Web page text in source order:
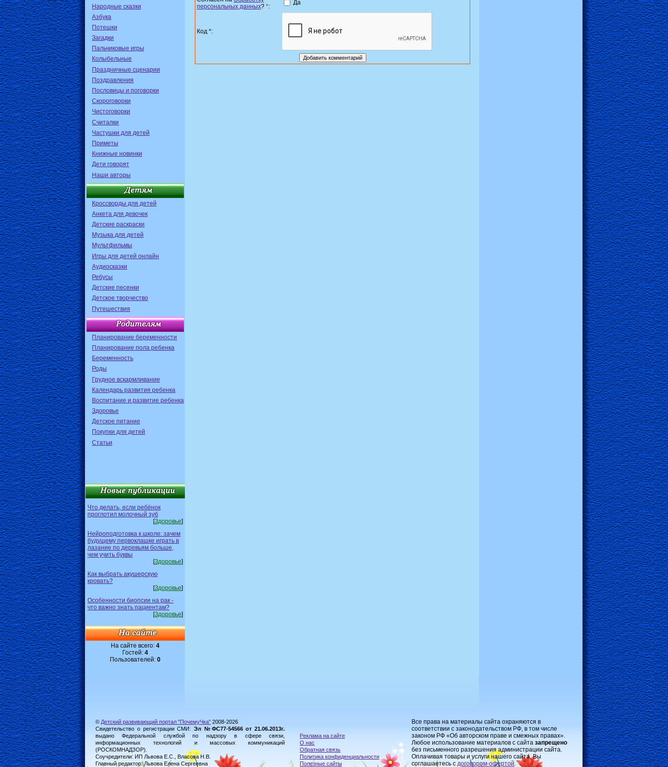
Народные сказки
Азбука
Потешки
Загадки
Пальчиковые игры
Колыбельные
Праздничные сценарии
Поздравления
Пословицы и поговорки
Скороговорки
Чистоговорки
Считалки
Частушки для детей
Приметы
Книжные новинки
Дети говорят
Наши авторы
Кроссворды для детей
Анкета для девочек
Детские раскраски
Музыка для детей
Мультфильмы
Игры для детей онлайн
Аудиосказки
Ребусы
Детские песенки
Детское творчество
Путешествия
Планирование беременности
Планирование пола ребенка
Беременность
Роды
Грудное вскармливание
Календарь развития ребенка
Воспитание и развитие ребенка
Здоровье
Детское питание
Покупки для детей
Статьи
Что делать, если ребёнок
проглотил молочный зуб
[Здоровье]
Нейроподготовка к школе: зачем
будущему первоклашке играть в
лазание по деревьям больше,
чем учить буквы
[Здоровье]
Как выбрать акушерскую
кровать?
[Здоровье]
Особенности биопсии на рак -
что важно знать пациентам?
[Здоровье]
На сайте всего: 4
Гостей: 4
Пользователей: 0
персональных данных? *:
Да
Код *:
© Детский развивающий портал "ПочемуЧка" 2008-2026
Свидетельство о регистрации СМИ: Эл №ФС77-54566 от 21.06.2013г.
выдано Федеральной службой по надзору в сфере связи,
информационных технологий и массовых коммуникаций
(РОСКОМНАДЗОР).
Соучредители: ИП Львова Е.С., Власова Н.В.
Главный редактор: Львова Елена Сергеевна
Реклама на сайте
О нас
Обратная связь
Политика конфиденциальности
Полезные сайты
Все права на материалы сайта охраняются в
соответствии с законодательством РФ, в том числе
законом РФ «Об авторском праве и смежных правах».
Любое использование материалов с сайта запрещено
без письменного разрешения администрации сайта.
Оплачивая товары и услуги нашего сайта, Вы
соглашаетесь с договором-oфертой.